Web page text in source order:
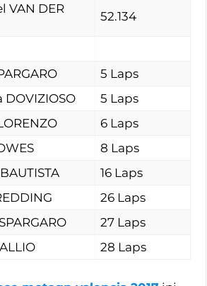
VAN DER
52.134
5 Laps
DOVIZIOSO
5 Laps
6 Laps
8 Laps
16 Laps
26 Laps
27 Laps
28 Laps